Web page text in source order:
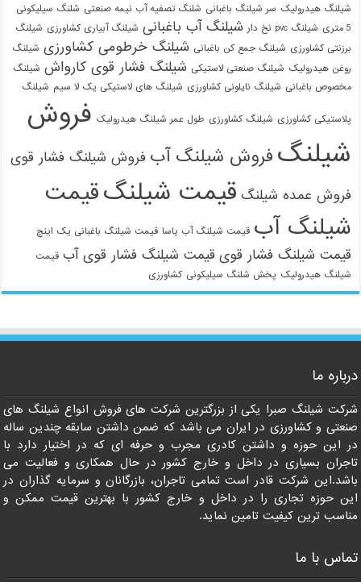
شیلنگ هیدرولیک سر شیلنگ باغبانی شلنگ تصفیه آب نیمه صنعتی شلنگ سیلیکونی
5 متری
شیلنگ pvc نخ دار شیلنگ آب باغبانی شیلنگ آبیاری کشاورزی شیلنگ
برزنتی کشاورزی شیلنگ جمع کن باغبانی شیلنگ خرطومی کشاورزی شیلنگ
روغن هیدرولیک شیلنگ صنعتی لاستیکی شیلنگ فشار قوی کارواش شیلنگ
مخصوص باغبانی شیلنگ نایلونی کشاورزی شیلنگ های لاستیکی یک لا سیم شیلنگ
پلاستیکی کشاورزی شیلنگ کشاورزی طول عمر شیلنگ هیدرولیک فروش
شیلنگ فروش شیلنگ آب فروش شیلنگ فشار قوی
فروش عمده شیلنگ قیمت شیلنگقیمت
شیلنگ آب قیمت شیلنگ آب یاسا قیمت شیلنگ باغبانی یک اینچ
قیمت شیلنگ فشار قوی قیمت شیلنگ فشار قوی آب قیمت
شیلنگ هیدرولیک پخش شلنگ سیلیکونی کشاورزی
درباره ما
شرکت شیلنگ صبرا یکی از بزرگترین شرکت های فروش انواع شیلنگ های
صنعتی و کشاورزی در ایران می باشد که ضمن داشتن سابقه چندین ساله
در این حوزه و داشتن کادری مجرب و حرفه ای که در اختیار دارد با
تاجران بسیاری در داخل و خارج کشور در حال همکاری و فعالیت می
باشد.این شرکت قادر است تمامی تاجران، بازرگانان و سرمایه گذاران در
این حوزه تجاری را در داخل و خارج کشور با بهترین قیمت ممکن و
مناسب ترین کیفیت تامین نماید.
تماس با ما